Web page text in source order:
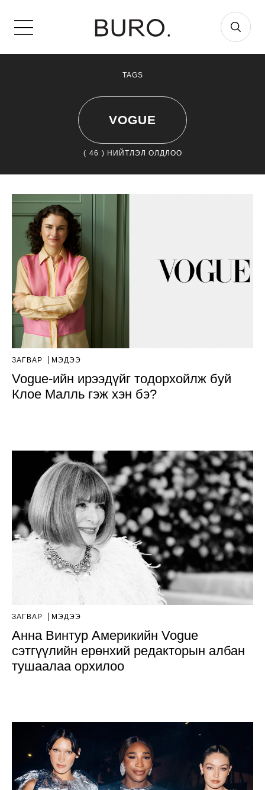
TAGS
VOGUE
( 46 ) НИЙТЛЭЛ ОЛДЛОО
ЗАГВАР МЭДЭЭ
Vogue-ийн ирээдүйг тодорхойлж буй
Клое Малль гэж хэн бэ?
ЗАГВАР МЭДЭЭ
Анна Винтур Америкийн Vogue
сэтгүүлийн ерөнхий редакторын албан
тушаалаа орхилоо